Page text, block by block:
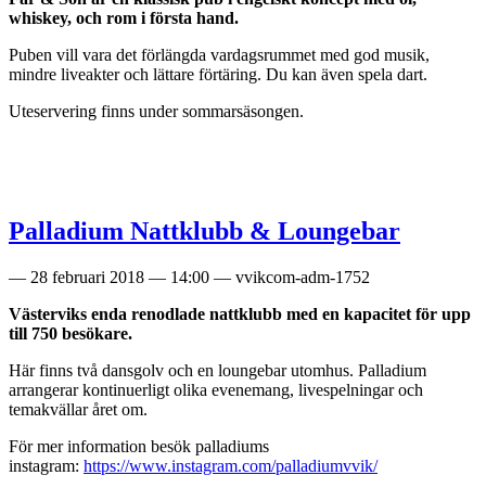
whiskey, och rom i första hand.
Puben vill vara det förlängda vardagsrummet med god musik,
mindre liveakter och lättare förtäring. Du kan även spela dart.
Uteservering finns under sommarsäsongen.
Palladium Nattklubb & Loungebar
— 28 februari 2018 — 14:00 — vvikcom-adm-1752
Västerviks enda renodlade nattklubb med en kapacitet för upp
till 750 besökare.
Här finns två dansgolv och en loungebar utomhus. Palladium
arrangerar kontinuerligt olika evenemang, livespelningar och
temakvällar året om.
För mer information besök palladiums
instagram: https://www.instagram.com/palladiumvvik/